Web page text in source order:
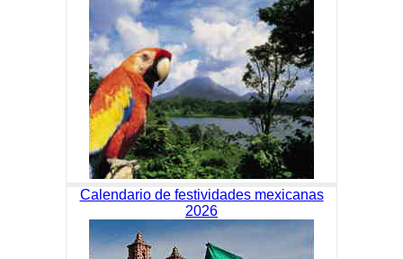
Calendario de festividades mexicanas
2026